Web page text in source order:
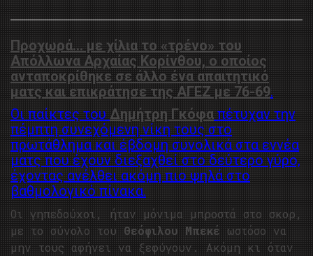
Προχωρά… με χίλια το «τρένο» του
Απόλλωνα Αρχαίας Κορίνθου, ο οποίος
ανταποκρίθηκε σε άλλο ένα απαιτητικό
ματς και επικράτησε της ΑΓΕΖ με 76-69.
Οι παίκτες του Δημήτρη Γκόφα πέτυχαν την
πέμπτη συνεχόμενη νίκη τους στο
πρωτάθλημα και έβδομη συνολικά στα εννέα
ματς που έχουν διεξαχθεί στο δεύτερο γύρο,
έχοντας ανέλθει ακόμη πιο ψηλά στο
βαθμολογικό πίνακα.
Οι γηπεδούχοι, ήταν μόνιμα μπροστά στο σκορ,
με το σύνολο του Θεόφιλου Μπεκέ ωστόσο να
μην τους αφήνει να ξεφύγουν. Ακόμη κι όταν